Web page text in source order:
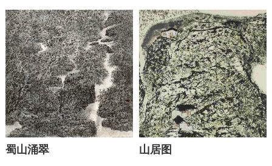
蜀山涌翠 山居图